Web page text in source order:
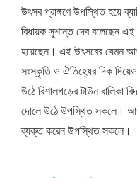
উৎসব প্রাঙ্গণে উপস্থিত হয়ে
বিধায়ক সুশান্ত দেব বলেছেন
হয়েছেন। এই উৎসবের যেমন
সংস্কৃতি ও ঐতিহ্যের দিক দিয়েও
উঠে বিশালগড়ের টাউন বালিকা
দোলে উঠে উপস্থিত সকলে।
ব্যক্ত করেন উপস্থিত সকলে।